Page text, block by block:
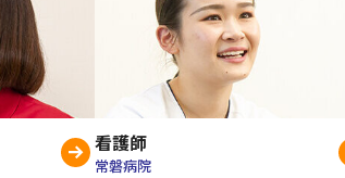
看護師
常磐病院